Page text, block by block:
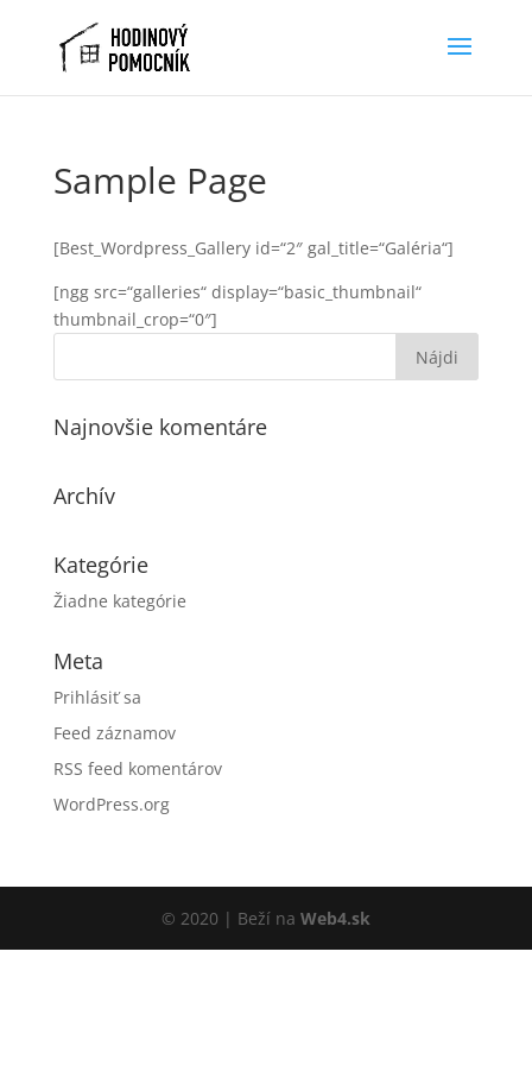
Sample Page
[Best_Wordpress_Gallery id=“2″ gal_title=“Galéria“]
[ngg src=“galleries“ display=“basic_thumbnail“
thumbnail_crop=“0″]
Najnovšie komentáre
Archív
Kategórie
Žiadne kategórie
Meta
Prihlásiť sa
Feed záznamov
RSS feed komentárov
WordPress.org
© 2020 | Beží na Web4.sk